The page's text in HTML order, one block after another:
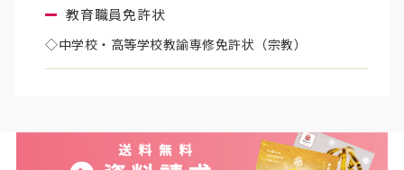
教育職員免許状
◇中学校・高等学校教諭専修免許状（宗教）